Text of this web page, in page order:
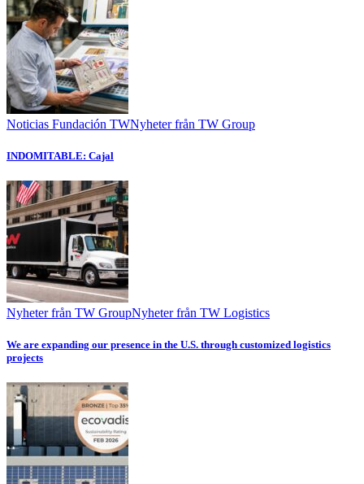
Noticias Fundación TWNyheter från TW Group
INDOMITABLE: Cajal
Nyheter från TW GroupNyheter från TW Logistics
We are expanding our presence in the U.S. through customized logistics
projects